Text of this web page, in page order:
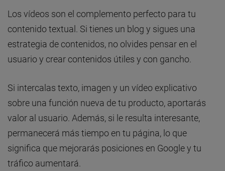
Los vídeos son el complemento perfecto para tu
contenido textual. Si tienes un blog y sigues una
estrategia de contenidos, no olvides pensar en el
usuario y crear contenidos útiles y con gancho.
Si intercalas texto, imagen y un vídeo explicativo
sobre una función nueva de tu producto, aportarás
valor al usuario. Además, si le resulta interesante,
permanecerá más tiempo en tu página, lo que
significa que mejorarás posiciones en Google y tu
tráfico aumentará.